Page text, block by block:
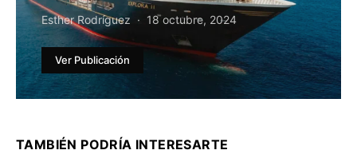
Esther Rodríguez 18 octubre, 2024
Ver Publicación
TAMBIÉN PODRÍA INTERESARTE